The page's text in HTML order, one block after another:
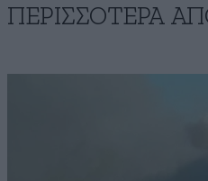
ΠΕΡΙΣΣΟΤΕΡΑ